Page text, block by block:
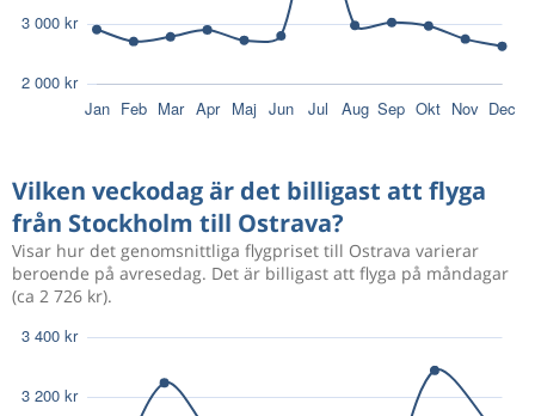
Vilken veckodag är det billigast att flyga
från Stockholm till Ostrava?
Visar hur det genomsnittliga flygpriset till Ostrava varierar
beroende på avresedag. Det är billigast att flyga på måndagar
(ca 2 726 kr).